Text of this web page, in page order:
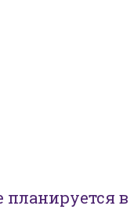
планируется в